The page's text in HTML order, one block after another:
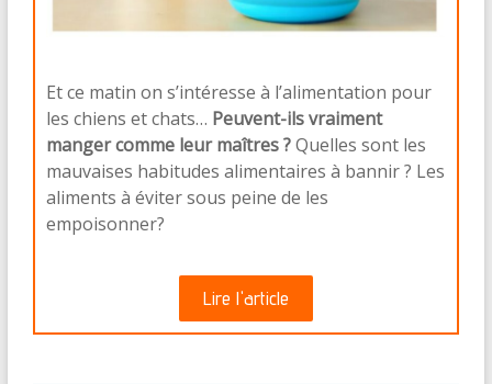
Et ce matin on s’intéresse à l’alimentation pour
les chiens et chats… Peuvent-ils vraiment
manger comme leur maîtres ?Quelles sont les
mauvaises habitudes alimentaires à bannir ? Les
aliments à éviter sous peine de les
empoisonner?
Lire l'article